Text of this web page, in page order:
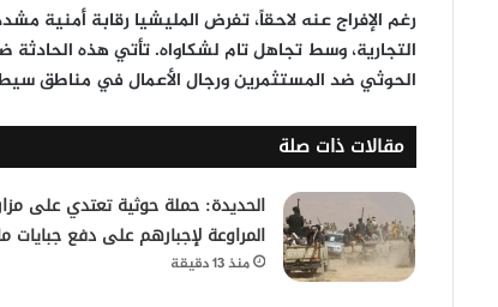
رغم الإفراج عنه لاحقاً، تفرض المليشيا رقابة
التجارية، وسط تجاهل تام لشكاواه. تأتي هذه
الحوثي ضد المستثمرين ورجال الأعمال في مناطق
مقالات ذات صلة
الحديدة: حملة حوثية تعتدي على
المراوعة لإجبارهم على دفع جبايات
منذ 13 دقيقة